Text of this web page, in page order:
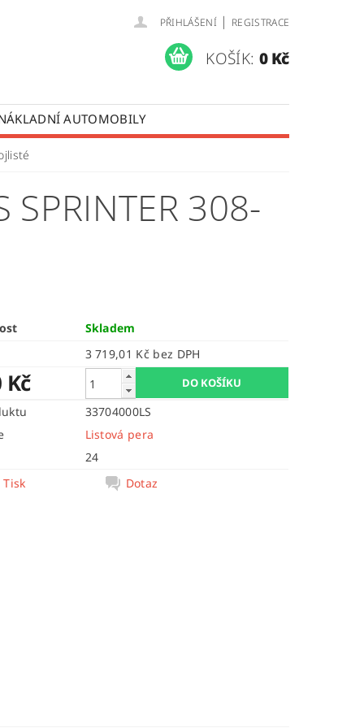
PŘIHLÁŠENÍ | REGISTRACE
KOŠÍK: 0 Kč
AUTOMOBILY
OPRAVY LISTOVÝCH PER
SPRINTER 308-
Skladem
3 719,01 Kč bez DPH
Kč
33704000LS
Listová pera
24
Tisk
Dotaz